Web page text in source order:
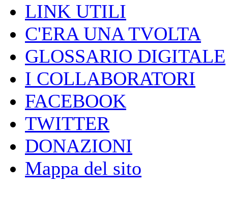
LINK UTILI
C'ERA UNA TVOLTA
GLOSSARIO DIGITALE
I COLLABORATORI
FACEBOOK
TWITTER
DONAZIONI
Mappa del sito